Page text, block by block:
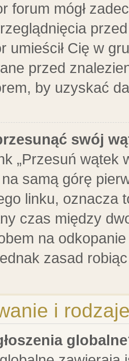
forum mógł
umieścił Cię w
przed
by uzyskać
swój
„Przesuń wątek
samą górę
linku, oznacza
czas między
na
zasad
i